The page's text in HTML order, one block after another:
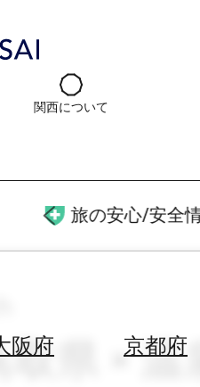
関西について
旅の安心/安全
阪府 京都府
取県 ×